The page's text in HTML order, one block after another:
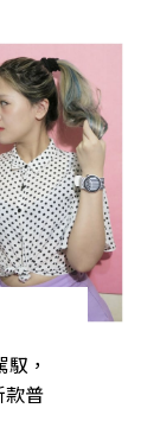
，
款普